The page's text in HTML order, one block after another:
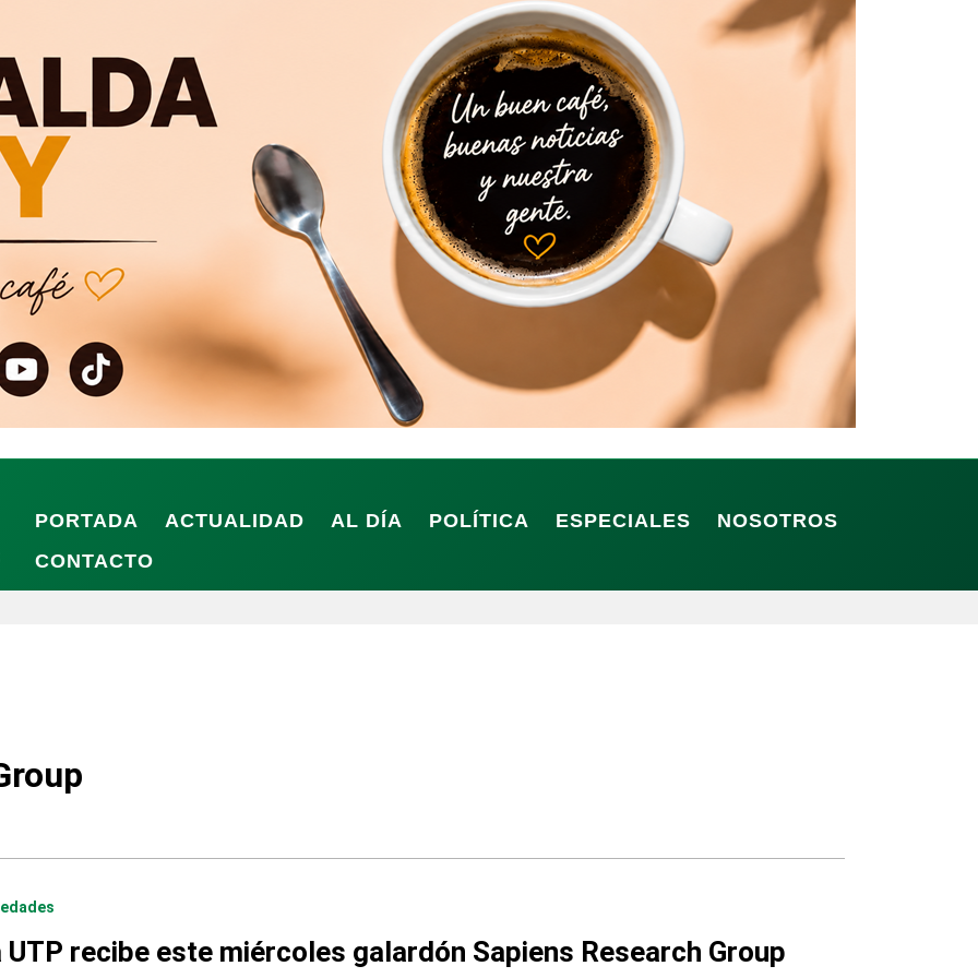
PORTADA ACTUALIDAD AL DÍA POLÍTICA ESPECIALES
NOSOTROS
CONTACTO
UTP recibe este miércoles galardón Sapiens Research Group